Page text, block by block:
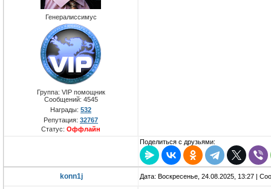
Генералиссимус
Группа: VIP помощник
Сообщений: 4545
Награды: 532
Репутация: 32767
Статус: Оффлайн
Поделиться с друзьями:
konn1j Дата: Воскресенье, 24.08.2025, 13:27 |